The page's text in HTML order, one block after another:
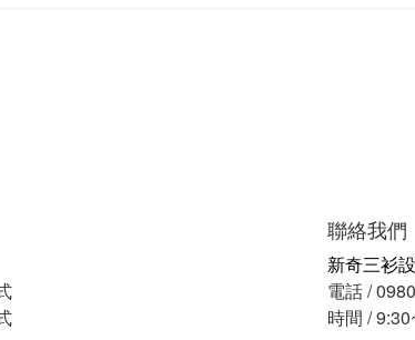
聯絡我們
新奇三衫
電話 /
時間 /